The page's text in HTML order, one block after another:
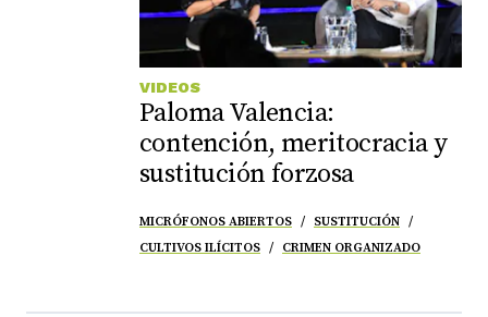
VIDEOS
Paloma Valencia:
contención, meritocracia y
sustitución forzosa
MICRÓFONOS ABIERTOS
SUSTITUCIÓN
CULTIVOS ILÍCITOS
CRIMEN ORGANIZADO